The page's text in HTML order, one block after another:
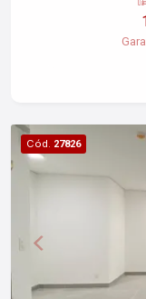
comercial
opção ideal.
Cód. 27826